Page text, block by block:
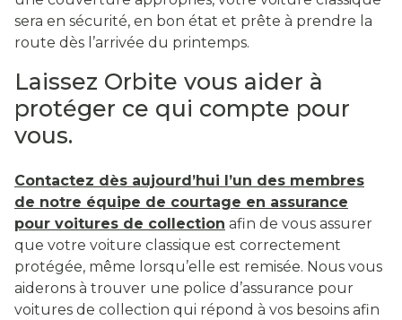
sera en sécurité, en bon état et prête à prendre la
route dès l’arrivée du printemps.
Laissez Orbite vous aider à
protéger ce qui compte pour
vous.
Contactez dès aujourd’hui l’un des membres
de notre équipe de courtage en assurance
pour voitures de collection afin de vous assurer
que votre voiture classique est correctement
protégée, même lorsqu’elle est remisée. Nous vous
aiderons à trouver une police d’assurance pour
voitures de collection qui répond à vos besoins afin